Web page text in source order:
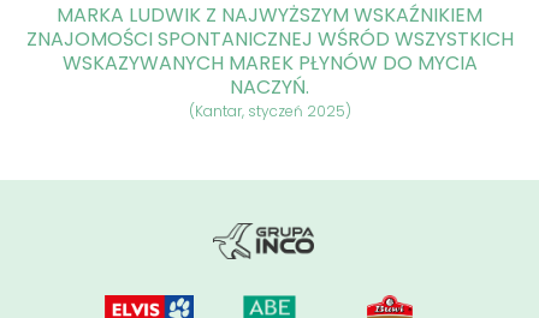
MARKA LUDWIK Z NAJWYŻSZYM WSKAŹNIKIEM
ZNAJOMOŚCI SPONTANICZNEJ WŚRÓD WSZYSTKICH
WSKAZYWANYCH MAREK PŁYNÓW DO MYCIA
NACZYŃ.
(Kantar, styczeń 2025)